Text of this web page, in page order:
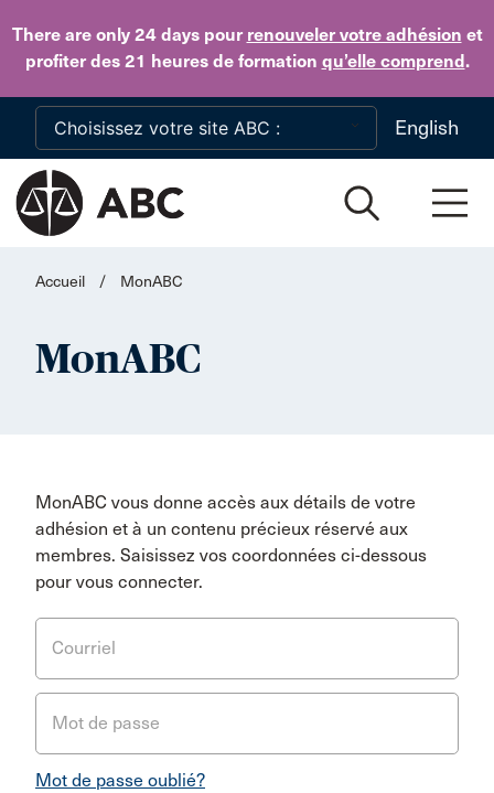
There are only 24 dayspour renouveler votre adhésion et
profiter des 21 heures de formation qu’elle comprend.
Skip to main content
English
Accueil / MonABC
MonABC
MonABC vous donne accès aux détails de votre
adhésion et à un contenu précieux réservé aux
membres. Saisissez vos coordonnées ci-dessous
pour vous connecter.
Courriel
Mot de passe
Mot de passe oublié?